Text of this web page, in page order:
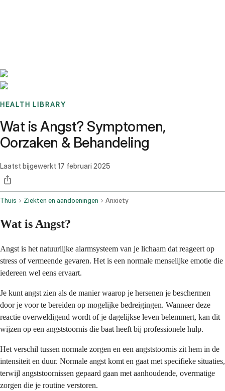
HEALTH LIBRARY
Wat is Angst? Symptomen,
Oorzaken & Behandeling
Laatst bijgewerkt 17 februari 2025
Thuis Ziekten en aandoeningen Anxiety
Wat is Angst?
Angst is het natuurlijke alarmsysteem van je lichaam dat reageert op
stress of vermeende gevaren. Het is een normale menselijke emotie die
iedereen wel eens ervaart.
Je kunt angst zien als de manier waarop je hersenen je beschermen
door je voor te bereiden op mogelijke bedreigingen. Wanneer deze
reactie overweldigend wordt of je dagelijkse leven belemmert, kan dit
wijzen op een angststoornis die baat heeft bij professionele hulp.
Het verschil tussen normale zorgen en een angststoornis zit hem in de
intensiteit en duur. Normale angst komt en gaat met specifieke situaties,
terwijl angststoornissen gepaard gaan met aanhoudende, overmatige
zorgen die je routine verstoren.